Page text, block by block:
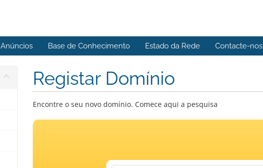
Anúncios Base de Conhecimento Estado da Rede Contacte-nos
Registar Domínio
Encontre o seu novo domínio. Comece aqui a pesquisa